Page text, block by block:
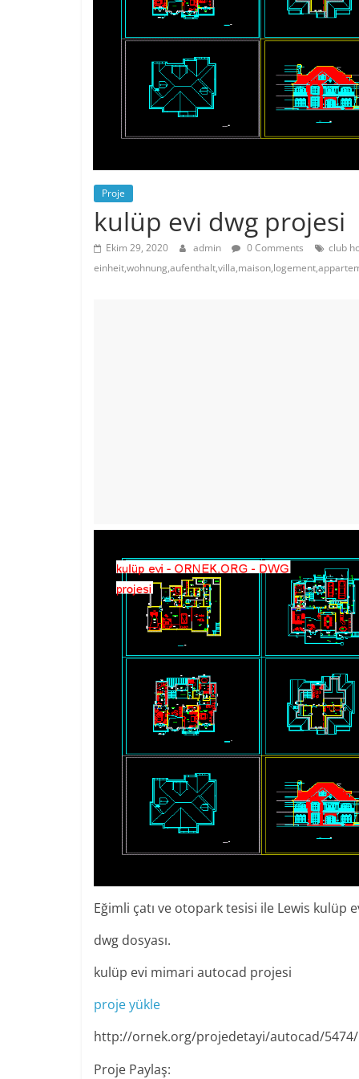
Proje
kulüp evi dwg projesi
Ekim 29, 2020 admin 0 Comments
club
Eğimli çatı ve otopark tesisi ile Lewis kulüp
dwg dosyası.
kulüp evi mimari autocad projesi
proje yükle
http://ornek.org/projedetayi/autocad/5474/
Proje Paylaş: